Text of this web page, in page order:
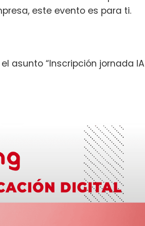
este evento es para ti.
asunto “Inscripción jornada IA